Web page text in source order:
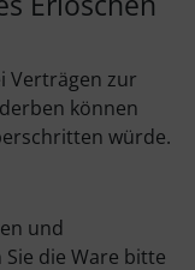
Verträgen zur
können
würde.
und
die Ware bitte